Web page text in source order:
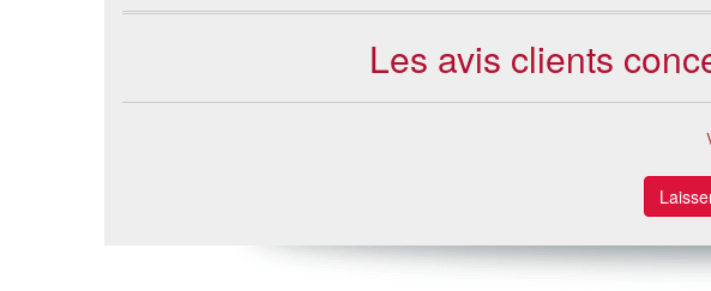
Les avis clients